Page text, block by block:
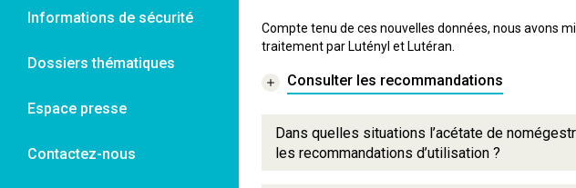
Informations de sécurité
Dossiers thématiques
Espace presse
Contactez-nous
Compte tenu de ces nouvelles données, nous avons
traitement par Lutényl et Lutéran.
Consulter les recommandations
Dans quelles situations l’acétate de
les recommandations d’utilisation ?